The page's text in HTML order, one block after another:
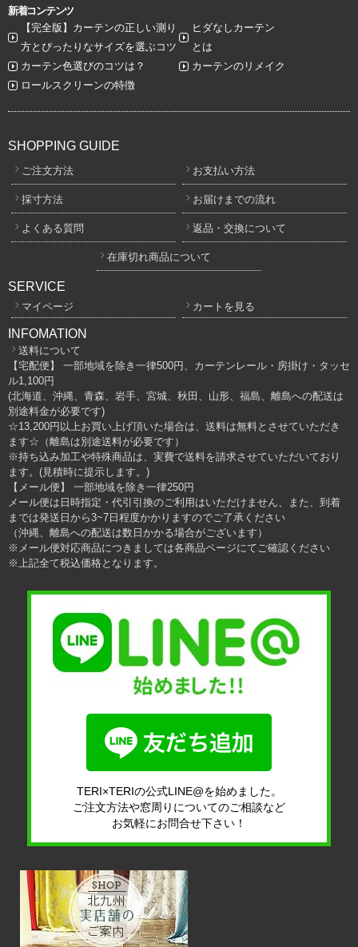
新着コンテンツ
【完全版】カーテンの正しい測り
方とぴったりなサイズを選ぶコツ
ヒダなしカーテン
とは
カーテン色選びのコツは？
カーテンのリメイク
ロールスクリーンの特徴
SHOPPING GUIDE
ご注文方法 お支払い方法
採寸方法 お届けまでの流れ
よくある質問 返品・交換について
在庫切れ商品について
SERVICE
マイページ カートを見る
INFOMATION
送料について
【宅配便】 一部地域を除き一律500円、カーテンレール・房掛け・タッセ
ル1,100円
(北海道、沖縄、青森、岩手、宮城、秋田、山形、福島、離島への配送は
別途料金が必要です)
☆13,200円以上お買い上げ頂いた場合は、送料は無料とさせていただき
ます☆（離島は別途送料が必要です）
※持ち込み加工や特殊商品は、実費で送料を請求させていただいており
ます。(見積時に提示します。)
【メール便】 一部地域を除き一律250円
メール便は日時指定・代引引換のご利用はいただけません、また、到着
までは発送日から3~7日程度かかりますのでご了承ください
（沖縄、離島への配送は数日かかる場合がございます）
※メール便対応商品につきましては各商品ページにてご確認ください
※上記全て税込価格となります。
TERI×TERIの公式LINE@を始めました。
ご注文方法や窓周りについてのご相談など
お気軽にお問合せ下さい！